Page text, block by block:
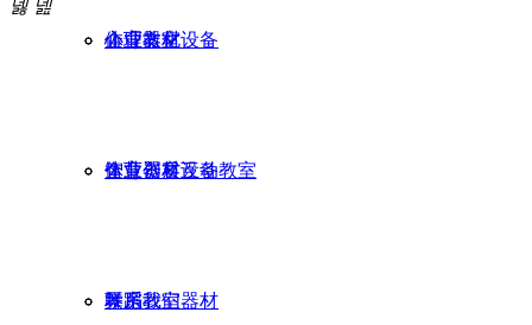
体育器材
智慧创客互动教室
琴房
心理教室设备
体育器材设备
舞蹈教室器材
企业文化
企业资质
联系我们
넳 넲